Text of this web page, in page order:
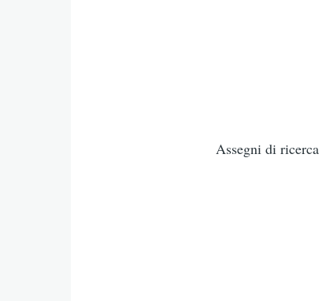
Assegni di ricerca